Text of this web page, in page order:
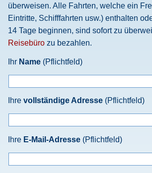
überweisen. Alle Fahrten, welche ein
Eintritte, Schifffahrten usw.) enthalten
14 Tage beginnen, sind sofort zu
Reisebüro zu bezahlen.
Ihr Name (Pflichtfeld)
Ihre vollständige Adresse (Pflichtfeld)
Ihre E-Mail-Adresse (Pflichtfeld)